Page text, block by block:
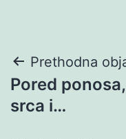
objava
Prethodna
Pored
srca i…